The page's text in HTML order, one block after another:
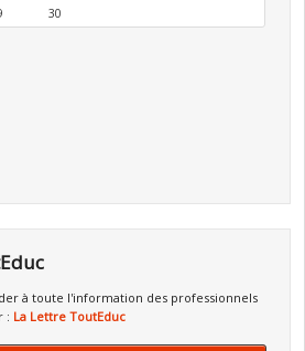
30
à toute l'information des professionnels
: La Lettre ToutEduc